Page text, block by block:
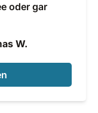
oder gar
W.